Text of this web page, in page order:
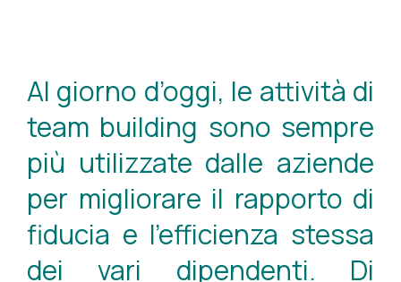
Al giorno d’oggi, le attività di
team building sono sempre
più utilizzate dalle aziende
per migliorare il rapporto di
fiducia e l’efficienza stessa
dei vari dipendenti. Di